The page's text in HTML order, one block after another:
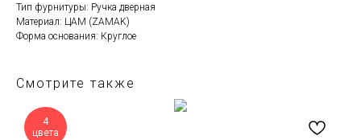
Тип фурнитуры: Ручка дверная
Материал: ЦАМ (ZAMAK)
Форма основания: Круглое
Смотрите также
4
цвета